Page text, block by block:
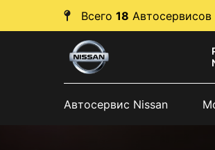
Всего 18 Автосервисов
Автосервис Nissan